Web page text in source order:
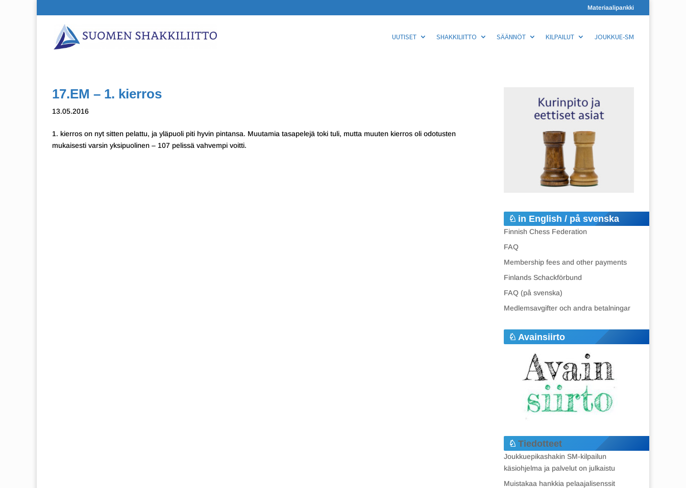
Materiaalipankki
UUTISET SHAKKILIITTO SÄÄNNÖT KILPAILUT JOUKKUE-SM
17.EM – 1. kierros
13.05.2016
1. kierros on nyt sitten pelattu, ja yläpuoli piti hyvin pintansa. Muutamia tasapelejä toki tuli, mutta muuten kierros oli odotusten
mukaisesti varsin yksipuolinen – 107 pelissä vahvempi voitti.
in English / på svenska
Finnish Chess Federation
FAQ
Membership fees and other payments
Finlands Schackförbund
FAQ (på svenska)
Medlemsavgifter och andra betalningar
Avainsiirto
Tiedotteet
Joukkuepikashakin SM-kilpailun
käsiohjelma ja palvelut on julkaistu
Muistakaa hankkia pelaajalisenssit